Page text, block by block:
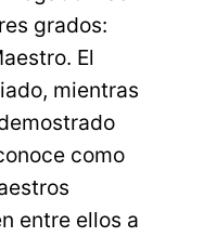
grados:
El
mientras
como
entre ellos a